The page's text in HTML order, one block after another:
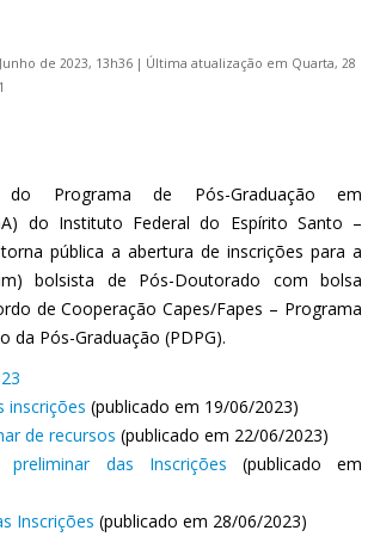
de 2023, 13h36 | Última atualização em Quarta, 28
do Programa de Pós-Graduação em
do Instituto Federal do Espírito Santo –
pública a abertura de inscrições para a
bolsista de Pós-Doutorado com bolsa
de Cooperação Capes/Fapes – Programa
da Pós-Graduação (PDPG).
inscrições (publicado em 19/06/2023)
de recursos (publicado em 22/06/2023)
preliminar das Inscrições (publicado em
Inscrições (publicado em 28/06/2023)